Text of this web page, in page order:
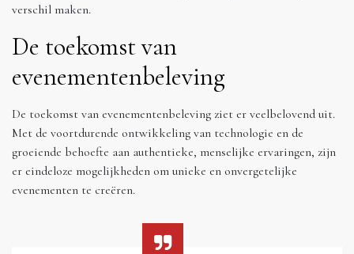
verschil maken.
De toekomst van
evenementenbeleving
De toekomst van evenementenbeleving ziet er veelbelovend uit.
Met de voortdurende ontwikkeling van technologie en de
groeiende behoefte aan authentieke, menselijke ervaringen, zijn
er eindeloze mogelijkheden om unieke en onvergetelijke
evenementen te creëren.